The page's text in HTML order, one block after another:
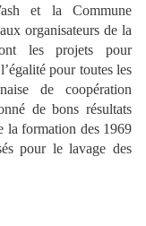
et la Commune
organisateurs de la
les projets pour
pour toutes les
de coopération
de bons résultats
la formation des 1969
pour le lavage des